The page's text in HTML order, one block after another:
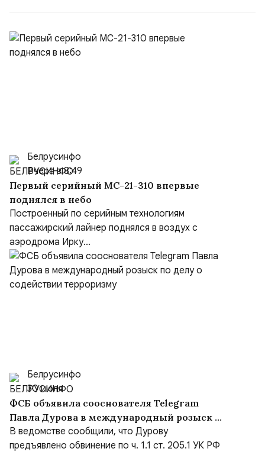
Белрусинфо
Вчера в 8:49
Первый серийный МС-21-310 впервые
поднялся в небо
Построенный по серийным технологиям
пассажирский лайнер поднялся в воздух с
аэродрома Ирку...
Белрусинфо
30 июля
ФСБ объявила сооснователя Telegram
Павла Дурова в международный розыск по
делу о содействии терроризму
В ведомстве сообщили, что Дурову
предъявлено обвинение по ч. 1.1 ст. 205.1 УК РФ